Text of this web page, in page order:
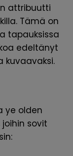
attribuutti
Tämä on
tapauksissa
edeltänyt
kuvaavaksi.
ye olden
sovit